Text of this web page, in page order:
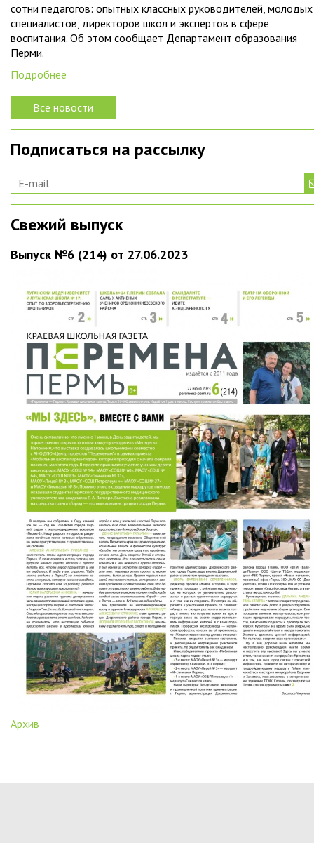
сотни педагогов: опытных классных руководителей, молодых
специалистов, директоров школ и экспертов в сфере
воспитания. Об этом сообщает Департамент образования
Перми.
Подробнее
Все новости
Подписаться на рассылку
Свежий выпуск
Выпуск №6 (214) от 27.06.2023
Архив